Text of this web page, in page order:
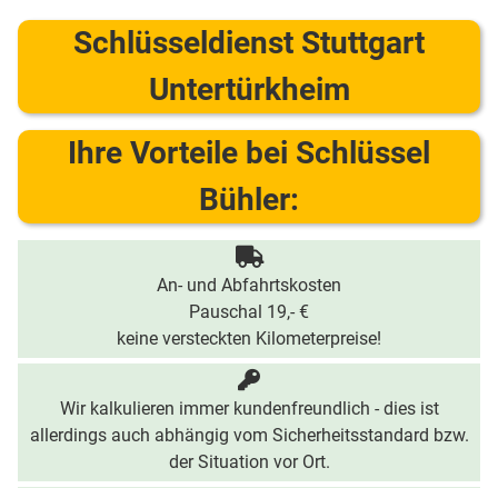
Schlüsseldienst Stuttgart
Untertürkheim
Ihre Vorteile bei Schlüssel
Bühler:
An- und Abfahrtskosten
Pauschal 19,- €
keine versteckten Kilometerpreise!
Wir kalkulieren immer kundenfreundlich - dies ist
allerdings auch abhängig vom Sicherheitsstandard bzw.
der Situation vor Ort.